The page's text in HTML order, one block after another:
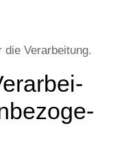
die Verarbeitung.